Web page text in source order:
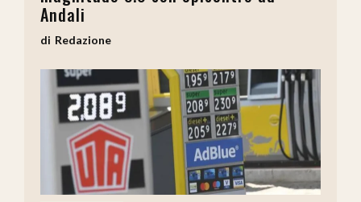
Andali
Redazione